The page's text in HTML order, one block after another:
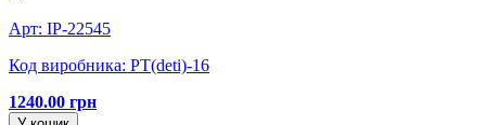
Арт: IP-22545
Код виробника: PT(deti)-16
1240.00 грн